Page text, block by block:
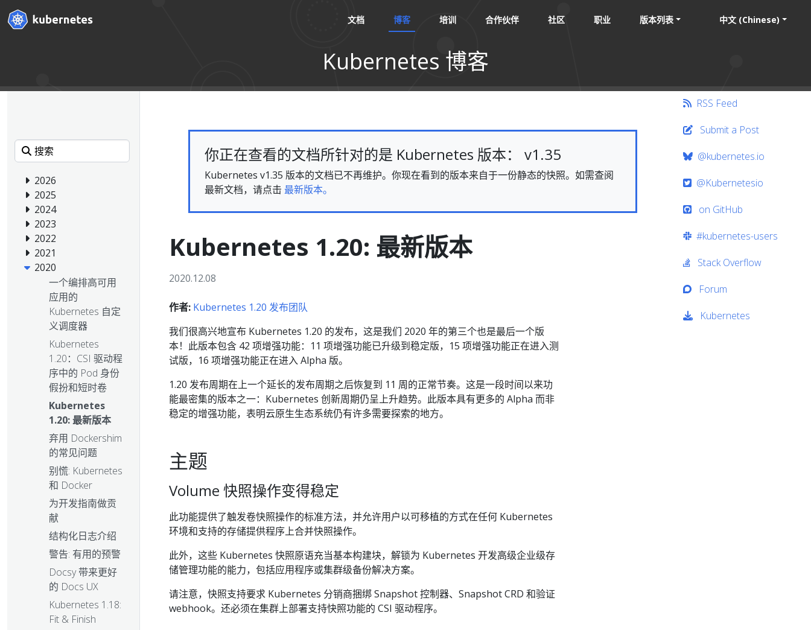
文档 博客 培训 合作伙伴 社区 职业 版本列表 中文 (Chinese)
Kubernetes 博客
2026
2025
2024
2023
2022
2021
2020
一个编排高可用
应用的
Kubernetes 自定
义调度器
Kubernetes
1.20：CSI 驱动程
序中的 Pod 身份
假扮和短时卷
Kubernetes
1.20: 最新版本
弃用 Dockershim
的常见问题
别慌: Kubernetes
和 Docker
为开发指南做贡
献
结构化日志介绍
警告: 有用的预警
Docsy 带来更好
的 Docs UX
Kubernetes 1.18:
Fit & Finish
你正在查看的文档所针对的是 Kubernetes 版本： v1.35
Kubernetes v1.35 版本的文档已不再维护。你现在看到的版本来自于一份静态的快照。如需查阅
最新文档，请点击 最新版本。
Kubernetes 1.20: 最新版本
2020.12.08
作者: Kubernetes 1.20 发布团队
我们很高兴地宣布 Kubernetes 1.20 的发布，这是我们 2020 年的第三个也是最后一个版
本！此版本包含 42 项增强功能：11 项增强功能已升级到稳定版，15 项增强功能正在进入测
试版，16 项增强功能正在进入 Alpha 版。
1.20 发布周期在上一个延长的发布周期之后恢复到 11 周的正常节奏。这是一段时间以来功
能最密集的版本之一：Kubernetes 创新周期仍呈上升趋势。此版本具有更多的 Alpha 而非
稳定的增强功能，表明云原生生态系统仍有许多需要探索的地方。
主题
Volume 快照操作变得稳定
此功能提供了触发卷快照操作的标准方法，并允许用户以可移植的方式在任何 Kubernetes
环境和支持的存储提供程序上合并快照操作。
此外，这些 Kubernetes 快照原语充当基本构建块，解锁为 Kubernetes 开发高级企业级存
储管理功能的能力，包括应用程序或集群级备份解决方案。
请注意，快照支持要求 Kubernetes 分销商捆绑 Snapshot 控制器、Snapshot CRD 和验证
webhook。还必须在集群上部署支持快照功能的 CSI 驱动程序。
RSS Feed
Submit a Post
@kubernetes.io
@Kubernetesio
on GitHub
#kubernetes-users
Stack Overflow
Forum
Kubernetes